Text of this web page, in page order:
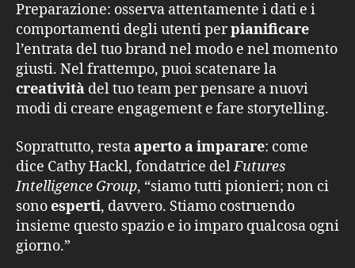
Preparazione: osserva attentamente i dati e i
comportamenti degli utenti perpianificare
l’entrata del tuo brand nel modo e nel momento
giusti. Nel frattempo, puoi scatenare la
creatività del tuo team per pensare a nuovi
modi di creare engagement e fare storytelling.
Soprattutto, restaaperto a imparare: come
dice Cathy Hackl, fondatrice delFutures
Intelligence Group, “siamo tutti pionieri; non ci
sonoesperti, davvero. Stiamo costruendo
insieme questo spazio e io imparo qualcosa ogni
giorno.”